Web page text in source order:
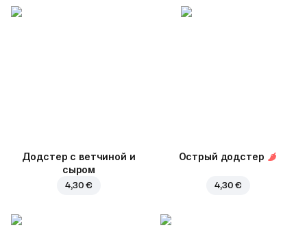
Додстер с ветчиной и
сыром
4,30 €
Острый додстер
4,30 €